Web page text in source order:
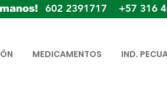
602 2391717 +57 316
MEDICAMENTOS IND.